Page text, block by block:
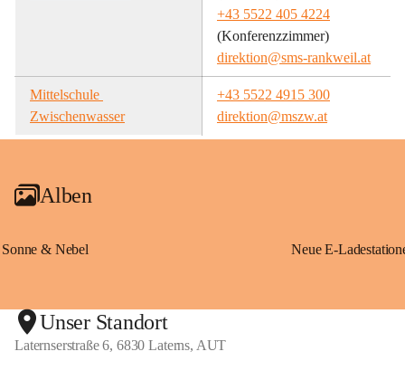
+43 5522 405 4224
(Konferenzzimmer)
direktion@sms-rankweil.at
Mittelschule
Zwischenwasser
+43 5522 4915 300
direktion@mszw.at
Alben
Sonne & Nebel
Unser Standort
Laternserstraße 6, 6830 Laterns, AUT